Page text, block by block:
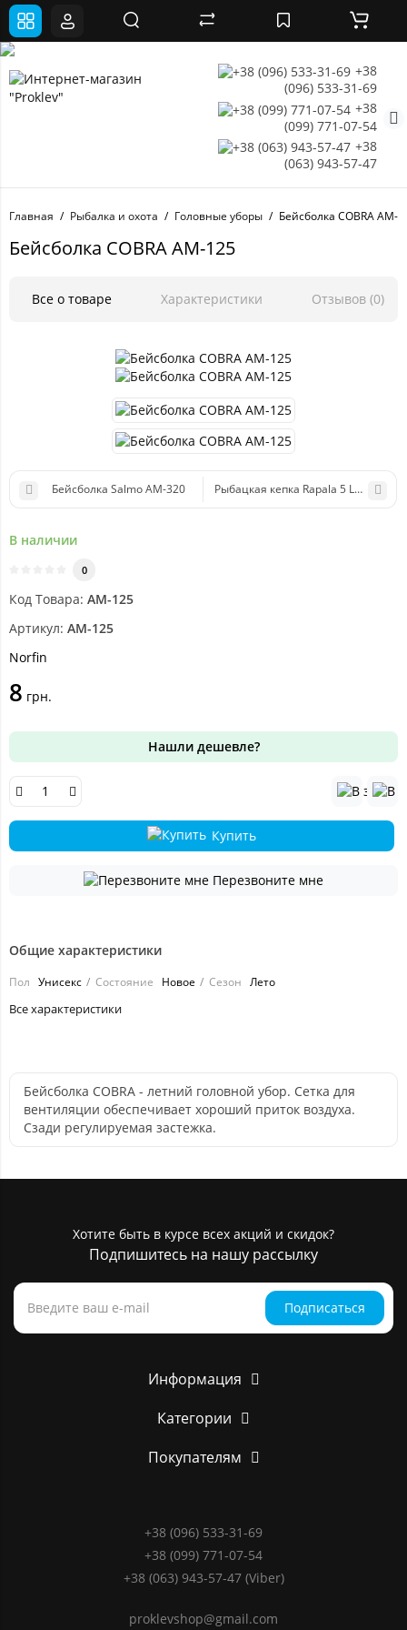
+38
(096) 533-31-69
+38
(099) 771-07-54
+38
(063) 943-57-47
Главная Рыбалка и охота Головные уборы Бейсболка COBRA AM-
Бейсболка COBRA AM-125
Все о товаре Характеристики Отзывов (0)
Бейсболка Salmo AM-320 Рыбацкая кепка Rapala 5 Led Cap
В наличии
0
Код Товара: AM-125
Артикул: AM-125
Norfin
8 грн.
Нашли дешевле?
Купить
Перезвоните мне
Общие характеристики
Пол Унисекс Состояние Новое Сезон Лето
Все характеристики
Бейсболка COBRA - летний головной убор. Сетка для
вентиляции обеспечивает хороший приток воздуха.
Сзади регулируемая застежка.
Хотите быть в курсе всех акций и скидок?
Подпишитесь на нашу рассылку
Подписаться
Информация
Категории
Покупателям
+38 (096) 533-31-69
+38 (099) 771-07-54
+38 (063) 943-57-47 (Viber)
proklevshop@gmail.com